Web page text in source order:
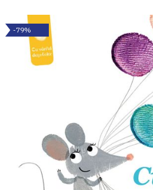
-79%